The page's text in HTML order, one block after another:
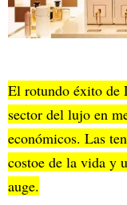
El rotundo éxito de
sector del lujo en
económicos. Las
costoe de la vida y
auge.